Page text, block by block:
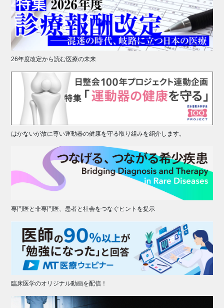
26年度改定から読む医療の未来
はかないが故に尊い運動器の健康を守る取り組みを紹介します。
専門医と非専門医、患者と社会をつなぐヒントを提示
臨床医学のオリジナル動画を配信！